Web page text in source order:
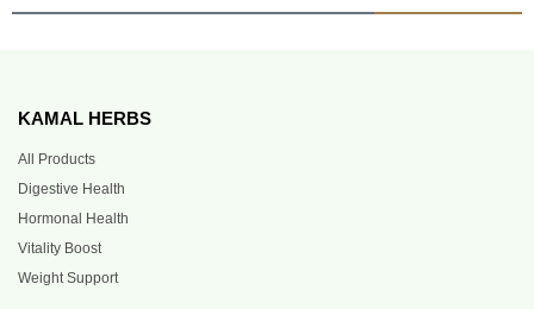
KAMAL HERBS
All Products
Digestive Health
Hormonal Health
Vitality Boost
Weight Support